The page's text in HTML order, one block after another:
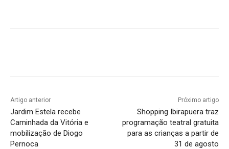
Artigo anterior
Jardim Estela recebe
Caminhada da Vitória e
mobilização de Diogo
Pernoca
Próximo artigo
Shopping Ibirapuera traz
programação teatral gratuita
para as crianças a partir de
31 de agosto